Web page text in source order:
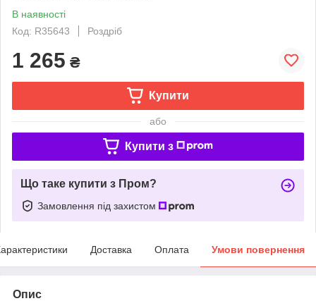
В наявності
Код: R35643
Роздріб
1 265 ₴
Купити
або
Купити з
Що таке купити з Пром?
Замовлення під захистом
Доставка Оплата Умови повернення
Опис